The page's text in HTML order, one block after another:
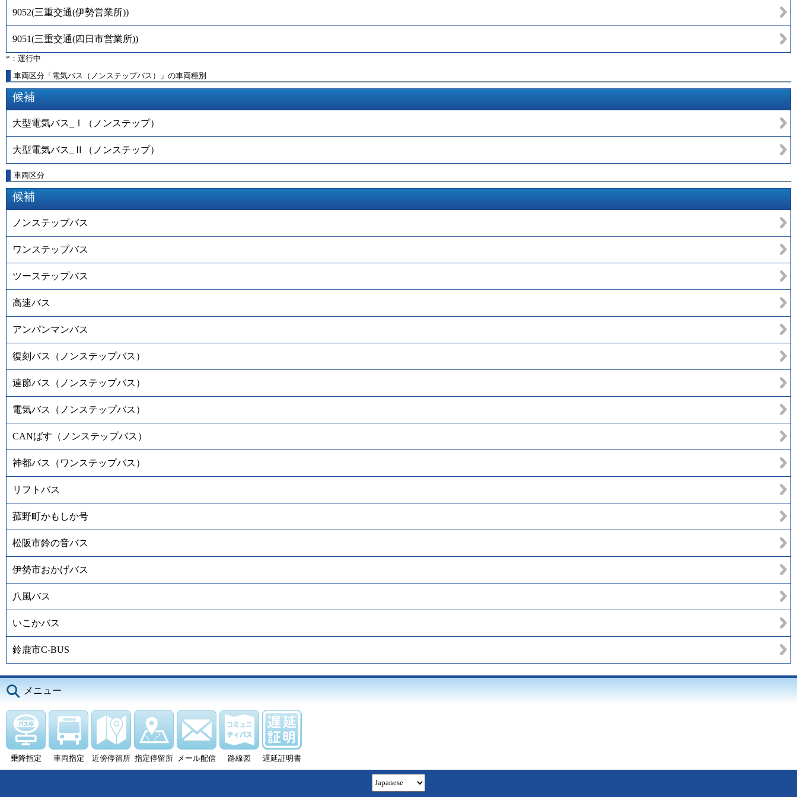
9052(三重交通(伊勢営業所))
9051(三重交通(四日市営業所))
*：運行中
車両区分「電気バス（ノンステップバス）」の車両種別
候補
大型電気バス_Ⅰ（ノンステップ）
大型電気バス_Ⅱ（ノンステップ）
車両区分
候補
ノンステップバス
ワンステップバス
ツーステップバス
高速バス
アンパンマンバス
復刻バス（ノンステップバス）
連節バス（ノンステップバス）
電気バス（ノンステップバス）
CANばす（ノンステップバス）
神都バス（ワンステップバス）
リフトバス
菰野町かもしか号
松阪市鈴の音バス
伊勢市おかげバス
八風バス
いこかバス
鈴鹿市C-BUS
メニュー
乗降指定 車両指定 近傍停留所 指定停留所 メール配信 路線図 遅延証明書